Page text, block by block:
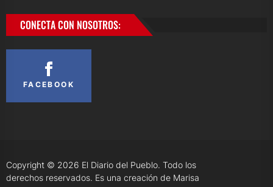
CONECTA CON NOSOTROS:
FACEBOOK
Copyright © 2026 El Diario del Pueblo. Todo los
derechos reservados. Es una creación de Marisa